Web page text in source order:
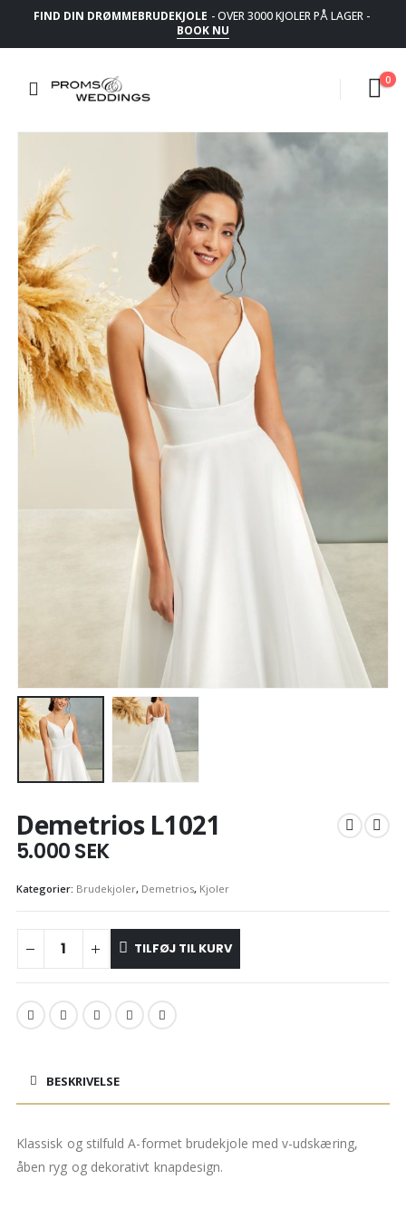
FIND DIN DRØMMEBRUDEKJOLE - OVER 3000 KJOLER PÅ LAGER -
BOOK NU
0
Demetrios L1021
5.000SEK
Kategorier: Brudekjoler, Demetrios, Kjoler
TILFØJ TIL KURV
BESKRIVELSE
Klassisk og stilfuld A-formet brudekjole med v-udskæring,
åben ryg og dekorativt knapdesign.